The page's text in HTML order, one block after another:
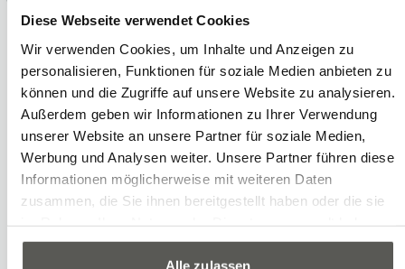
Diese Webseite verwendet Cookies
Wir verwenden Cookies, um Inhalte und Anzeigen zu
personalisieren, Funktionen für soziale Medien anbieten zu
können und die Zugriffe auf unsere Website zu analysieren.
Außerdem geben wir Informationen zu Ihrer Verwendung
unserer Website an unsere Partner für soziale Medien,
Werbung und Analysen weiter. Unsere Partner führen diese
Informationen möglicherweise mit weiteren Daten
zusammen, die Sie ihnen bereitgestellt haben oder die sie
Alle zulassen
Industrie
Produits de luxe et montres
Applications
Production et fabrication
Systems
Robots industriels